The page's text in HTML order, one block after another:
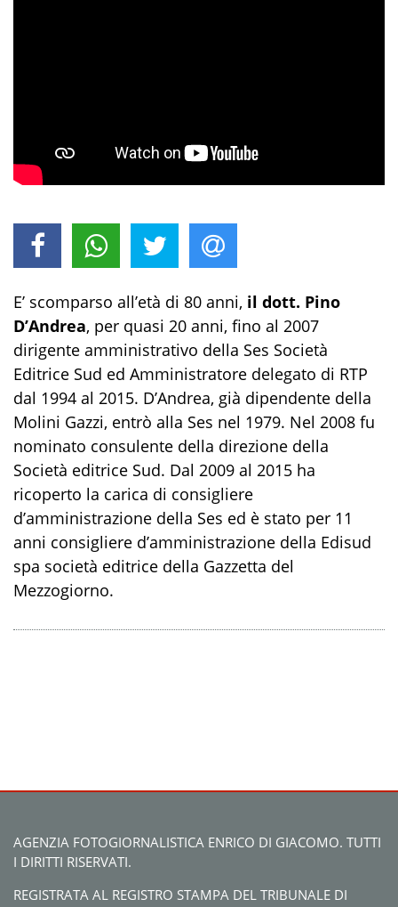
E’ scomparso all’età di 80 anni, il dott. Pino
D’Andrea, per quasi 20 anni, fino al 2007
dirigente amministrativo della Ses Società
Editrice Sud ed Amministratore delegato di RTP
dal 1994 al 2015. D’Andrea, già dipendente della
Molini Gazzi, entrò alla Ses nel 1979. Nel 2008 fu
nominato consulente della direzione della
Società editrice Sud. Dal 2009 al 2015 ha
ricoperto la carica di consigliere
d’amministrazione della Ses ed è stato per 11
anni consigliere d’amministrazione della Edisud
spa società editrice della Gazzetta del
Mezzogiorno.
AGENZIA FOTOGIORNALISTICA ENRICO DI GIACOMO. TUTTI
I DIRITTI RISERVATI.
REGISTRATA AL REGISTRO STAMPA DEL TRIBUNALE DI